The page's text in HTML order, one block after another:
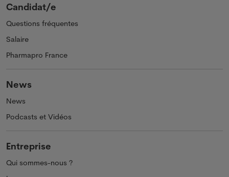
Candidat/e
Questions fréquentes
Salaire
Pharmapro France
News
News
Podcasts et Vidéos
Entreprise
Qui sommes-nous ?